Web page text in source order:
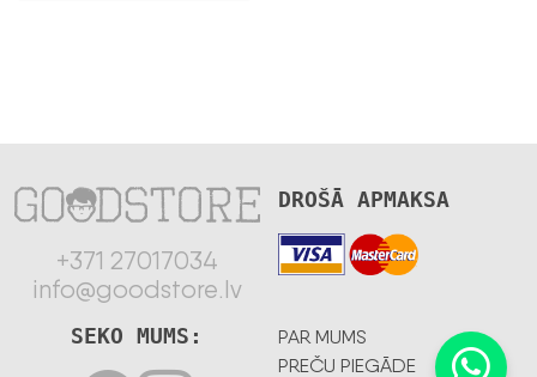
+371 27017034
info@goodstore.lv
DROŠĀ APMAKSA
PAR MUMS
PREČU PIEGĀDE
SEKO MUMS: